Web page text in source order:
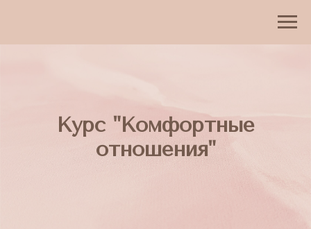
Курс "Комфортные
отношения"